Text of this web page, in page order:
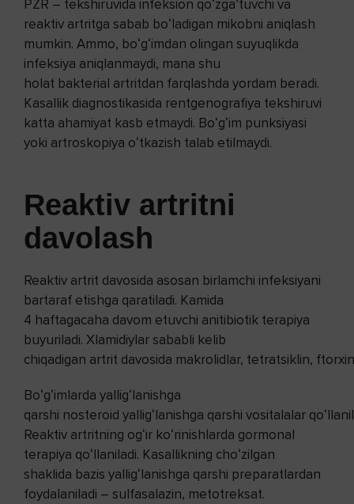
PZR – tekshiruvida infeksion qoʻzgaʼtuvchi va
reaktiv artritga sabab boʻladigan mikobni aniqlash
mumkin. Ammo, boʻgʻimdan olingan suyuqlikda
infeksiya aniqlanmaydi, mana shu
holat bakterial artritdan farqlashda yordam beradi.
Kasallik diagnostikasida rentgenografiya tekshiruvi
katta ahamiyat kasb etmaydi. Boʻgʻim punksiyasi
yoki artroskopiya oʻtkazish talab etilmaydi.
Reaktiv artritni
davolash
Reaktiv artrit davosida asosan birlamchi infeksiyani
bartaraf etishga qaratiladi. Kamida
4 haftagacaha davom etuvchi anitibiotik terapiya
buyuriladi. Xlamidiylar sababli kelib
chiqadigan artrit davosida makrolidlar, tetratsiklin,
Boʻgʻimlarda yalligʻlanishga
qarshi nosteroid yalligʻlanishga qarshi vositalalar
Reaktiv artritning ogʻir koʻrinishlarda gormonal
terapiya qoʻllaniladi. Kasallikning choʻzilgan
shaklida bazis yalligʻlanishga qarshi preparatlardan
foydalaniladi – sulfasalazin, metotreksat.